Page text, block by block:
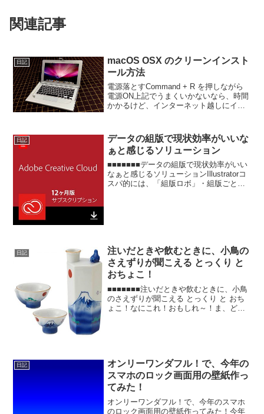
関連記事
日記
macOS OSX のクリーンインスト
ール方法
電源落とすCommand + R を押しながら
電源ON上記でうまくいかないなら、時間
かかるけど、インターネット越しにイン
Option + C...
日記
データの組版で現状効率がいいな
ぁと感じるソリューション
■■■■■■■データの組版で現状効率がいい
なぁと感じるソリューションIllustratorコ
スパ的には、「組版ロボ」・組版ごとに
日記
注いだときや飲むときに、小鳥の
さえずりが聞こえる とっくり と
おちょこ！
■■■■■■■注いだときや飲むときに、小鳥
のさえずりが聞こえる とっくり と おち
ょこ！なにこれ！おもしれ～！ま、どう
日記
オンリーワンダフル！で、今年の
スマホのロック画面用の壁紙作っ
てみた！
オンリーワンダフル！で、今年のスマホ
のロック画面用の壁紙作ってみた！今年